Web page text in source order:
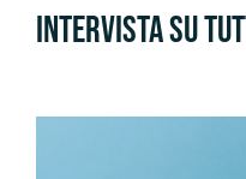
FUNZIONI
PRIVACY E
Intervista su